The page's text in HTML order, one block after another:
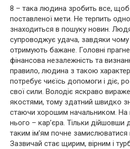
8 – така людина зробить все,
поставленої мети. Не терпить
знаходиться в пошуку новин.
супроводжує удача, завдяки чому
отримують бажане. Головні
фінансова незалежність та
правило, людина з такою
потребує чиєїсь допомоги і діє,
свої сили. Володіє яскраво
якостями, тому здатний швидко
стаючи хорошим начальником. На
нього – кар’єра. Тільки
таким ім’ям почне замислюватися
Зазвичай стає щирим, вірним і